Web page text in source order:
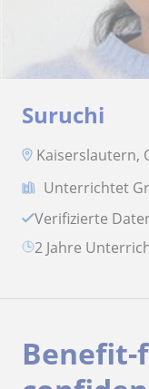
Suruchi
Kaiserslautern,
Unterrichtet
Verifizierte
2 Jahre